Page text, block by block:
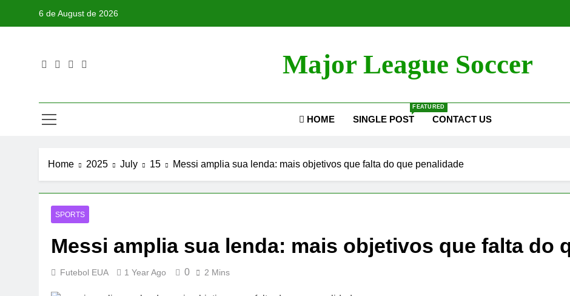
6 de August de 2026
Major League Soccer
HOME SINGLE POST
FEATURED
CONTACT US
Home 2025 July 15 Messi amplia sua lenda: mais objetivos que falta do que penalidade
SPORTS
Messi amplia sua lenda: mais objetivos que falta do
Futebol EUA 1 Year Ago 0 2 Mins